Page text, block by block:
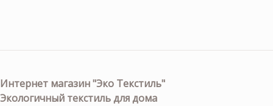
Интернет магазин "Эко Текстиль"
Экологичный текстиль для дома